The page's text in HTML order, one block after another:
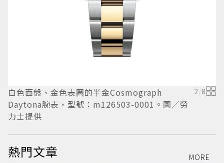
白色面盤、金色表圈的半金Cosmograph
Daytona腕表，型號：m126503-0001。圖／勞
力士提供
2/8
熱門文章 MORE